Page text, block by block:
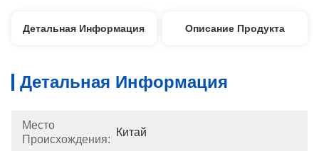
Детальная Информация Описание Продукта
Детальная Информация
Место
Происхождения:
Китай